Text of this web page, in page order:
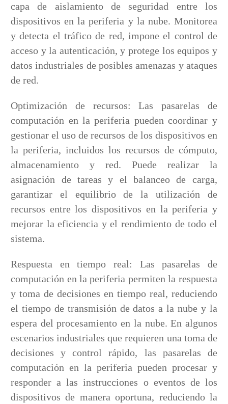
capa de aislamiento de seguridad entre los
dispositivos en la periferia y la nube. Monitorea
y detecta el tráfico de red, impone el control de
acceso y la autenticación, y protege los equipos y
datos industriales de posibles amenazas y ataques
de red.
Optimización de recursos: Las pasarelas de
computación en la periferia pueden coordinar y
gestionar el uso de recursos de los dispositivos en
la periferia, incluidos los recursos de cómputo,
almacenamiento y red. Puede realizar la
asignación de tareas y el balanceo de carga,
garantizar el equilibrio de la utilización de
recursos entre los dispositivos en la periferia y
mejorar la eficiencia y el rendimiento de todo el
sistema.
Respuesta en tiempo real: Las pasarelas de
computación en la periferia permiten la respuesta
y toma de decisiones en tiempo real, reduciendo
el tiempo de transmisión de datos a la nube y la
espera del procesamiento en la nube. En algunos
escenarios industriales que requieren una toma de
decisiones y control rápido, las pasarelas de
computación en la periferia pueden procesar y
responder a las instrucciones o eventos de los
dispositivos de manera oportuna, reduciendo la